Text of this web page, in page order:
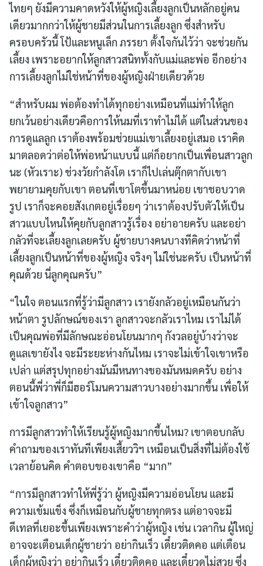
ไทยๆ ยังมีความคาดหวังให้ผู้หญิงเลี้ยงลูกเป็นหลักอยู่คน
เดียวมากกว่าให้ผู้ชายมีส่วนในการเลี้ยงลูก ซึ่งสำหรับ
ครอบครัวนี้ โป้และหนูเล็ก ภรรยา ตั้งใจกันไว้ว่า จะช่วยกัน
เลี้ยง เพราะอยากให้ลูกสาวสนิททั้งกับแม่และพ่อ อีกอย่าง
การเลี้ยงลูกไม่ใช่หน้าที่ของผู้หญิงฝ่ายเดียวด้วย
“สำหรับผม พ่อต้องทำได้ทุกอย่างเหมือนที่แม่ทำให้ลูก
ยกเว้นอย่างเดียวคือการให้นมที่เราทำไม่ได้ แต่ในส่วนของ
การดูแลลูก เราต้องพร้อมช่วยแม่เขาเลี้ยงอยู่เสมอ เราคิด
มาตลอดว่าต่อให้พ่อหน้าแบบนี้ แต่ก็อยากเป็นเพื่อนสาวลูก
นะ (หัวเราะ) ช่วงวัยกำลังโต เราก็ไปเล่นตุ๊กตากับเขา
พยายามคุยกับเขา ตอนที่เขาโตขึ้นมาหน่อย เขาชอบวาด
รูป เราก็จะคอยสังเกตอยู่เรื่อยๆ ว่าเราต้องปรับตัวให้เป็น
สาวแบบไหนให้คุยกับลูกสาวรู้เรื่อง อย่าอายครับ และอย่า
กลัวที่จะเลี้ยงลูกเลยครับ ผู้ชายบางคนบางทีคิดว่าหน้าที่
เลี้ยงลูกเป็นหน้าที่ของผู้หญิง จริงๆ ไม่ใช่นะครับ เป็นหน้าที่
คุณด้วย นี่ลูกคุณครับ”
“ในใจ ตอนแรกที่รู้ว่ามีลูกสาว เรายังกลัวอยู่เหมือนกันว่า
หน้าตา รูปลักษณ์ของเรา ลูกสาวจะกลัวเราไหม เราไม่ได้
เป็นคุณพ่อที่มีลักษณะอ่อนโยนมากๆ กังวลอยู่บ้างว่าจะ
ดูแลเขายังไง จะมีระยะห่างกันไหม เราจะไม่เข้าใจเขาหรือ
เปล่า แต่สรุปทุกอย่างมันมีหนทางของมันหมดครับ อย่าง
ตอนนี้พี่ว่าพี่ก็มีฮอร์โมนความสาวบางอย่างมากขึ้น เพื่อให้
เข้าใจลูกสาว”
การมีลูกสาวทำให้เรียนรู้ผู้หญิงมากขึ้นไหม? เขาตอบกลับ
คำถามของเราทันทีเพียงเสี้ยววิฯ เหมือนเป็นสิ่งที่ไม่ต้องใช้
เวลาย้อนคิด คำตอบของเขาคือ “มาก”
“การมีลูกสาวทำให้พี่รู้ว่า ผู้หญิงมีความอ่อนโยน และมี
ความเข้มแข็ง ซึ่งก็เหมือนกับผู้ชายทุกตรง แต่อาจจะมี
ดีเทลที่เยอะขึ้นเพียงเพราะคำว่าผู้หญิง เช่น เวลากิน ผู้ใหญ่
อาจจะเตือนเด็กผู้ชายว่า อย่ากินเร็ว เดี๋ยวติดคอ แต่เตือน
เด็กผู้หญิงว่า อย่ากินเร็ว เดี๋ยวติดคอ และเดี๋ยวดูไม่สวย ซึ่ง